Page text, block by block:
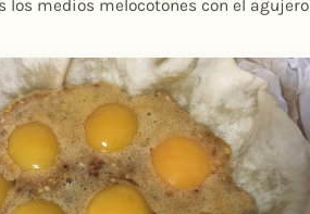
los medios melocotones con el agujero